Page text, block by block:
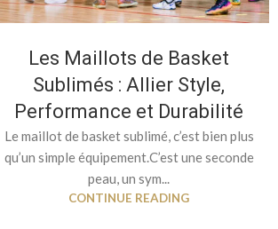
Les Maillots de Basket
Sublimés : Allier Style,
Performance et Durabilité
Le maillot de basket sublimé, c’est bien plus
qu’un simple équipement.C’est une seconde
peau, un sym...
CONTINUE READING